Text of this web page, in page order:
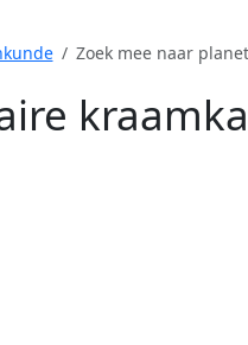
Zoek mee naar